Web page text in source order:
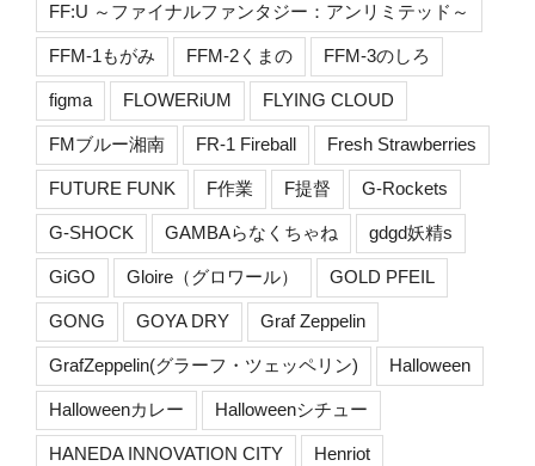
FF:U ～ファイナルファンタジー：アンリミテッド～
FFM-1もがみ FFM-2くまの FFM-3のしろ
figma FLOWERiUM FLYING CLOUD
FMブルー湘南 FR-1 Fireball Fresh Strawberries
FUTURE FUNK F作業 F提督 G-Rockets
G-SHOCK GAMBAらなくちゃね gdgd妖精s
GiGO Gloire（グロワール） GOLD PFEIL
GONG GOYA DRY Graf Zeppelin
GrafZeppelin(グラーフ・ツェッペリン) Halloween
Halloweenカレー Halloweenシチュー
HANEDA INNOVATION CITY Henriot